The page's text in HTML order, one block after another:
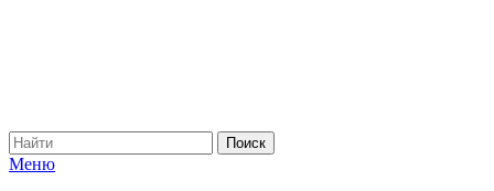
Меню